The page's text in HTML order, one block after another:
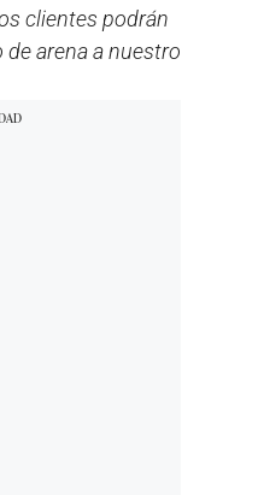
clientes podrán
arena a nuestro